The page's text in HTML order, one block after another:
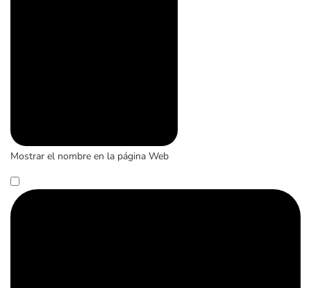
Mostrar el nombre en la página Web